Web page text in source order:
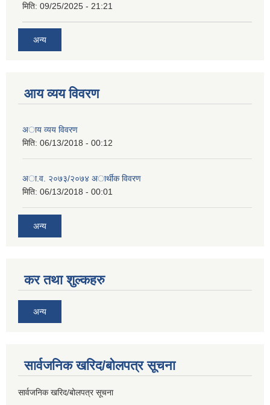
मिति: 09/25/2025 - 21:21
अन्य
आय व्यय विवरण
अाय व्यय विवरण
मिति: 06/13/2018 - 00:12
अा.व. २०७३/२०७४ अार्थीक विवरण
मिति: 06/13/2018 - 00:01
अन्य
कर तथा शुल्कहरु
अन्य
सार्वजनिक खरिद/बोलपत्र सूचना
सार्वजनिक खरिद/बोलपत्र सूचना